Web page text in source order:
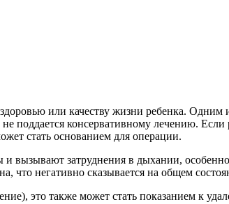
или качеству жизни ребенка.
поддается консервативному лечению.
стать основанием для операции.
вызывают затруднения в дыхании,
негативно сказывается на общем
это также может стать показанием к